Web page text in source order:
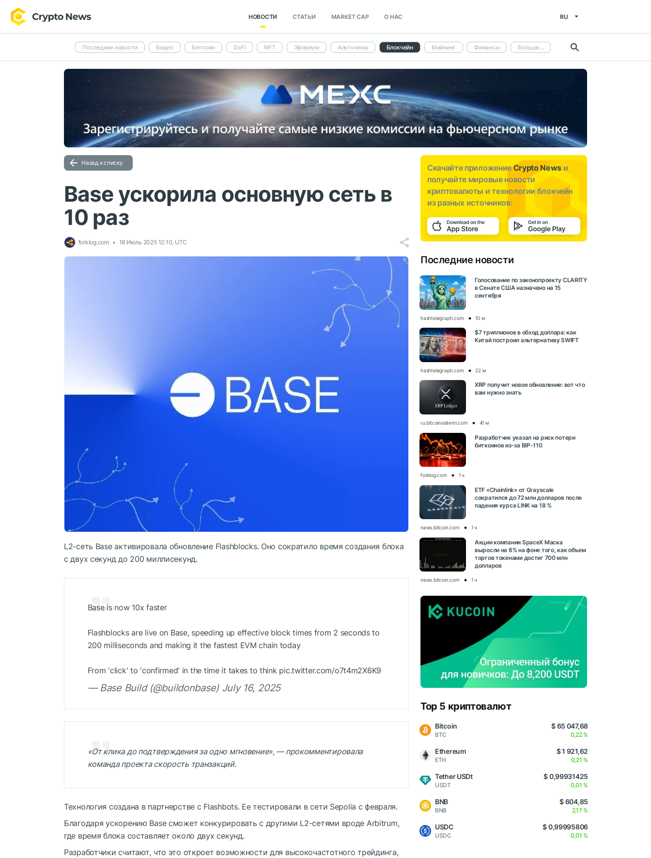
НОВОСТИ СТАТЬИ MARKET CAP О НАС RU
Последние новости Видео Биткоин DeFi NFT Эфириум Альткоины Блокчейн Майнинг Финансы Больше...
Назад к списку
Base ускорила основную сеть в
10 раз
forklog.com 18 Июль 2025 12:10, UTC
L2-сеть Base активировала обновление Flashblocks. Оно сократило время создания блока
с двух секунд до 200 миллисекунд.
Base is now 10x faster
Flashblocks are live on Base, speeding up effective block times from 2 seconds to
200 milliseconds and making it the fastest EVM chain today
From 'click' to 'confirmed' in the time it takes to think pic.twitter.com/o7t4m2X6K9
— Base Build (@buildonbase) July 16, 2025
«От клика до подтверждения за одно мгновение», — прокомментировала
команда проекта скорость транзакций.
Технология создана в партнерстве с Flashbots. Ее тестировали в сети Sepolia с февраля.
Благодаря ускорению Base сможет конкурировать с другими L2-сетями вроде Arbitrum,
где время блока составляет около двух секунд.
Разработчики считают, что это откроет возможности для высокочастотного трейдинга,
Скачайте приложениеCrypto News и
получайте мировые новости
криптовалюты и технологии блокчейн
из разных источников:
Последние новости
Голосование по законопроекту CLARITY
в Сенате США назначено на 15
сентября
hashtelegraph.com 10 м
$7 триллионов в обход доллара: как
Китай построил альтернативу SWIFT
hashtelegraph.com 22 м
XRP получит новое обновление: вот что
вам нужно знать
ru.bitcoinsistemi.com 41 м
Разработчик указал на риск потери
биткоинов из-за BIP-110
forklog.com 1 ч
ETF «Chainlink» от Grayscale
сократился до 72 млн долларов после
падения курса LINK на 18 %
news.bitcoin.com 1 ч
Акции компании SpaceX Маска
выросли на 6% на фоне того, как объем
торгов токенами достиг 700 млн
долларов
news.bitcoin.com 1 ч
Top 5 криптовалют
Bitcoin
BTC
$ 65 047,68
0,22 %
Ethereum
ETH
$ 1 921,62
0,21 %
Tether USDt
USDT
$ 0,99931425
0,01 %
BNB
BNB
$ 604,85
2,17 %
USDC
USDC
$ 0,99995806
0,01 %